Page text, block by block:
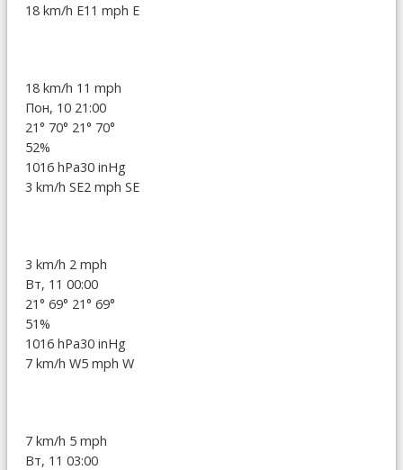
18 km/h E11 mph E
18 km/h 11 mph
Пон, 10 21:00
21° 70° 21° 70°
52%
1016 hPa30 inHg
3 km/h SE2 mph SE
3 km/h 2 mph
Вт, 11 00:00
21° 69° 21° 69°
51%
1016 hPa30 inHg
7 km/h W5 mph W
7 km/h 5 mph
Вт, 11 03:00